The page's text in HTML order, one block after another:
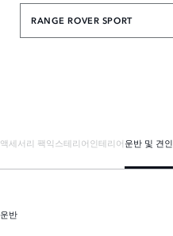
RANGE ROVER SPORT
액세서리 팩익스테리어인테리어운반 및 견인
운반